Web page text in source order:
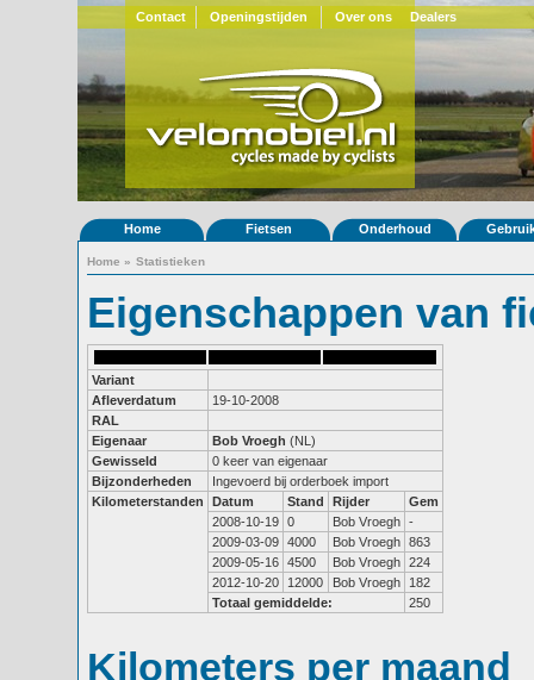
Contact Openingstijden Over ons Dealers
Home Fietsen Onderhoud
Home » Statistieken
Eigenschappen van
Variant
Afleverdatum
19-10-2008
RAL
Eigenaar
Bob Vroegh (NL)
Gewisseld
0 keer van eigenaar
Bijzonderheden
Ingevoerd bij orderboek import
Kilometerstanden
Datum Stand Rijder
Gem
2008-10-19 0 Bob Vroegh -
2009-03-09 4000 Bob Vroegh 863
2009-05-16 4500 Bob Vroegh 224
2012-10-20
12000 Bob Vroegh
182
Totaal gemiddelde:
250
Kilometers per maand